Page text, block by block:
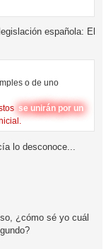
española: El
o de uno
se unirán por un
lo desconoce...
¿cómo sé yo cuál